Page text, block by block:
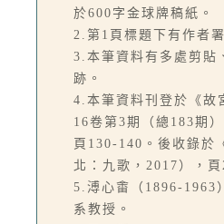
於600字金球牌稿紙。
2.第1頁標題下有作者署
3.本筆資料有多處剪貼
跡。
4.本筆資料刊登於《故
16卷第3期（總183期
頁130-140。後收錄於
北：九歌，2017），頁
5.溥心畬（1896-1963
系教授。